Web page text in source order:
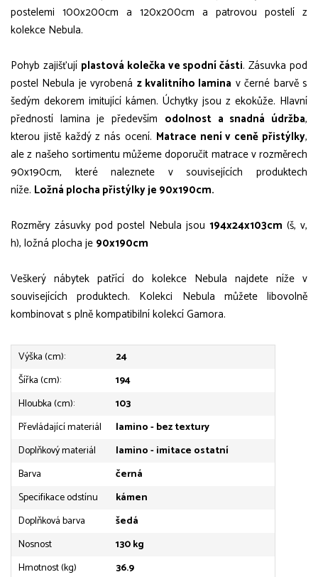
postelemi 100x200cm a 120x200cm a patrovou postelí z
kolekce Nebula.
Pohyb zajišťují plastová kolečka ve spodní části. Zásuvka pod
postel Nebula je vyrobená z kvalitního lamina v černé barvě s
šedým dekorem imitující kámen. Úchytky jsou z ekokůže. Hlavní
předností lamina je především odolnost a snadná údržba,
kterou jistě každý z nás ocení. Matrace není v ceně přistýlky,
ale z našeho sortimentu můžeme doporučit matrace v rozměrech
90x190cm, které naleznete v souvisejících produktech
níže. Ložná plocha přistýlky je 90x190cm.
Rozměry zásuvky pod postel Nebula jsou 194x24x103cm (š, v,
h), ložná plocha je 90x190cm
Veškerý nábytek patřící do kolekce Nebula najdete níže v
souvisejících produktech. Kolekci Nebula můžete libovolně
kombinovat s plně kompatibilní kolekcí Gamora.
Výška (cm):
24
Šířka (cm):
194
Hloubka (cm):
103
Převládající materiál
lamino - bez textury
Doplňkový materiál
lamino - imitace ostatní
Barva
černá
Specifikace odstínu
kámen
Doplňková barva
šedá
Nosnost
130 kg
Hmotnost (kg)
36.9